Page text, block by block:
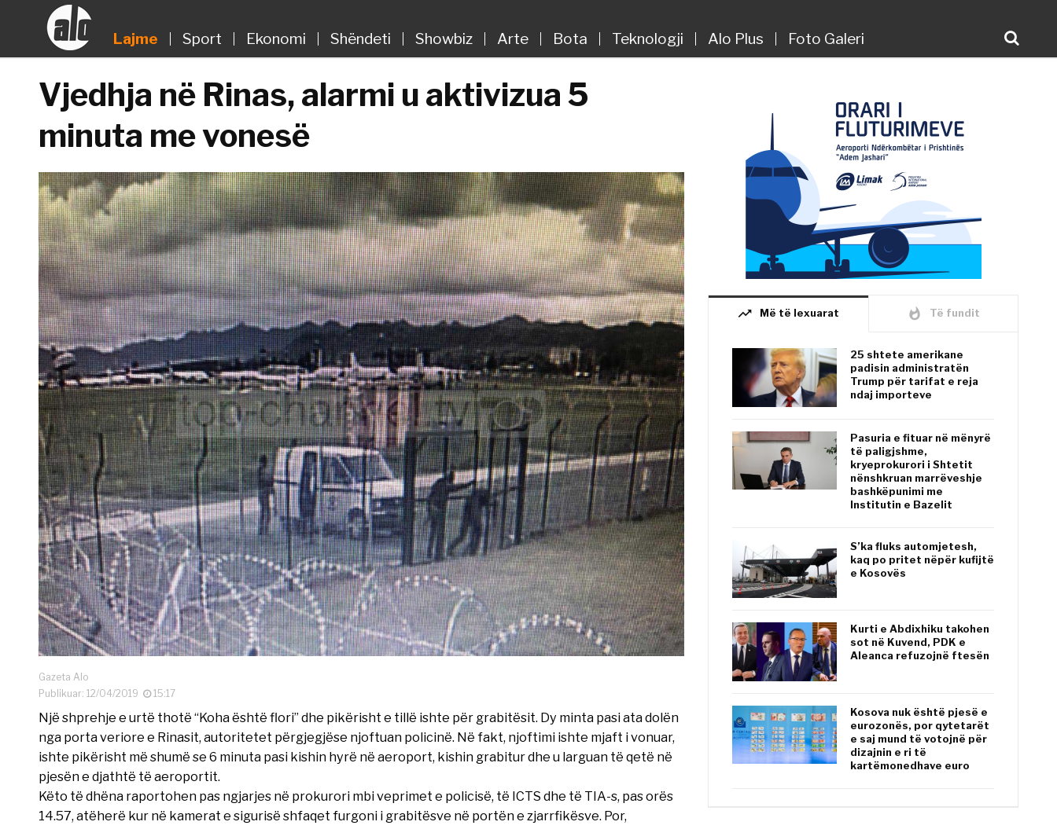
Lajme Sport Ekonomi Shëndeti Showbiz Arte Bota Teknologji Alo Plus Foto Galeri
Vjedhja në Rinas, alarmi u aktivizua 5
minuta me vonesë
Gazeta Alo
Publikuar: 12/04/2019
15:17
Një shprehje e urtë thotë “Koha është flori” dhe pikërisht e tillë ishte për grabitësit. Dy minta pasi ata dolën
nga porta veriore e Rinasit, autoritetet përgjegjëse njoftuan policinë. Në fakt, njoftimi ishte mjaft i vonuar,
ishte pikërisht më shumë se 6 minuta pasi kishin hyrë në aeroport, kishin grabitur dhe u larguan të qetë në
pjesën e djathtë të aeroportit.
Këto të dhëna raportohen pas ngjarjes në prokurori mbi veprimet e policisë, të ICTS dhe të TIA-s, pas orës
14.57, atëherë kur në kamerat e sigurisë shfaqet furgoni i grabitësve në portën e zjarrfikësve. Por,
trending_up Më të lexuarat whatshot Të fundit
25 shtete amerikane
padisin administratën
Trump për tarifat e reja
ndaj importeve
Pasuria e fituar në mënyrë
të paligjshme,
kryeprokurori i Shtetit
nënshkruan marrëveshje
bashkëpunimi me
Institutin e Bazelit
S’ka fluks automjetesh,
kaq po pritet nëpër kufijtë
e Kosovës
Kurti e Abdixhiku takohen
sot në Kuvend, PDK e
Aleanca refuzojnë ftesën
Kosova nuk është pjesë e
eurozonës, por qytetarët
e saj mund të votojnë për
dizajnin e ri të
kartëmonedhave euro